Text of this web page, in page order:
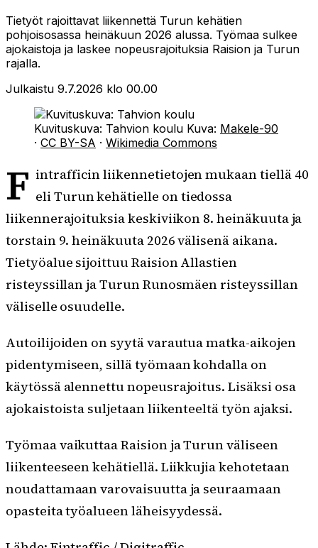
Tietyöt rajoittavat liikennettä Turun kehätien
pohjoisosassa heinäkuun 2026 alussa. Työmaa sulkee
ajokaistoja ja laskee nopeusrajoituksia Raision ja Turun
rajalla.
Julkaistu 9.7.2026 klo 00.00
Kuvituskuva: Tahvion koulu Kuva: Makele-90
· CC BY-SA · Wikimedia Commons
F intrafficin liikennetietojen mukaan tiellä 40
eli Turun kehätielle on tiedossa
liikennerajoituksia keskiviikon 8. heinäkuuta ja
torstain 9. heinäkuuta 2026 välisenä aikana.
Tietyöalue sijoittuu Raision Allastien
risteyssillan ja Turun Runosmäen risteyssillan
väliselle osuudelle.
Autoilijoiden on syytä varautua matka-aikojen
pidentymiseen, sillä työmaan kohdalla on
käytössä alennettu nopeusrajoitus. Lisäksi osa
ajokaistoista suljetaan liikenteeltä työn ajaksi.
Työmaa vaikuttaa Raision ja Turun väliseen
liikenteeseen kehätiellä. Liikkujia kehotetaan
noudattamaan varovaisuutta ja seuraamaan
opasteita työalueen läheisyydessä.